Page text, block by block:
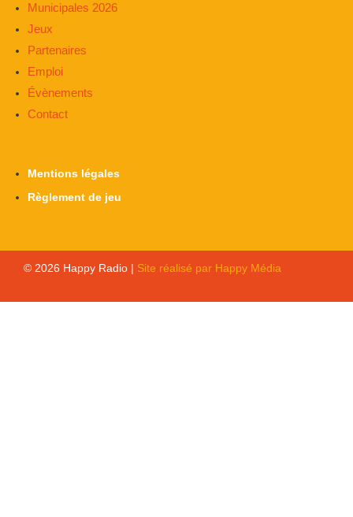
Municipales 2026
Jeux
Partenaires
Emploi
Évènements
Contact
Mentions légales
Règlement de jeu
© 2026 Happy Radio | Site réalisé par Happy Média